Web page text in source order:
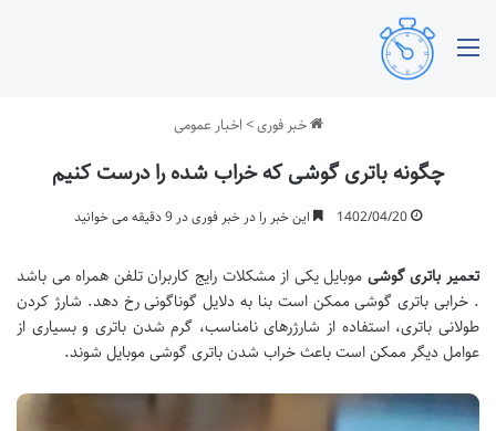
خبر فوری> اخبار عمومی
چگونه باتری گوشی که خراب شده را درست کنیم
1402/04/20 این خبر را در خبر فوری در 9 دقیقه می خوانید
تعمیر باتری گوشی موبایل یکی از مشکلات رایج کاربران تلفن همراه می باشد
. خرابی باتری گوشی ممکن است بنا به دلایل گوناگونی رخ دهد. شارژ کردن
طولانی باتری، استفاده از شارژرهای نامناسب، گرم شدن باتری و بسیاری از
عوامل دیگر ممکن است باعث خراب شدن باتری گوشی موبایل شوند.